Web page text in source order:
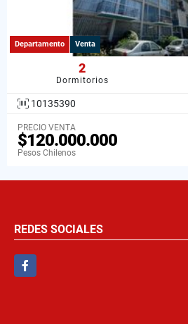
Departamento Venta
2
Dormitorios
10135390
PRECIO VENTA
$120.000.000
Pesos Chilenos
REDES SOCIALES
Facebook